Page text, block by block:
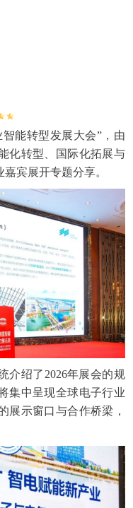
能转型发展大会”，由
化转型、国际化拓展与
宾展开专题分享。
介绍了2026年展会的规
集中呈现全球电子行业
展示窗口与合作桥梁，